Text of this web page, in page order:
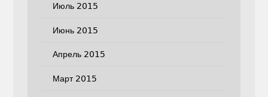
Июль 2015
Июнь 2015
Апрель 2015
Март 2015